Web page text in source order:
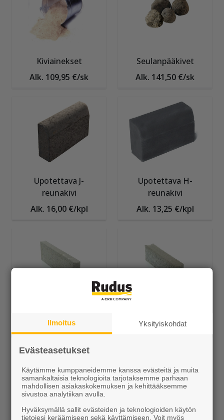
Kiviainekset
Alk. 109,95 €/sk
Seulanpääkivet
Alk. 141,50 €/sk
Upotettava J-
reunakivi
Alk. 16,00 €/kpl
Upotettava H-
reunakivi
Alk. 13,25 €/kpl
Alk. 12,70 €/kpl
Alk. 3,60 €/kpl
Muut Betonilaatat
Ilmoitus Yksityiskohdat
Evästeasetukset
Käytämme kumppaneidemme kanssa evästeitä ja muita
samankaltaisia teknologioita tarjotaksemme parhaan
mahdollisen asiakaskokemuksen ja kehittääksemme
sivustoa analytiikan avulla.
Hyväksymällä sallit evästeiden ja teknologioiden käytön
tietojesi keräämiseen sekä käyttämiseen. Voit myös